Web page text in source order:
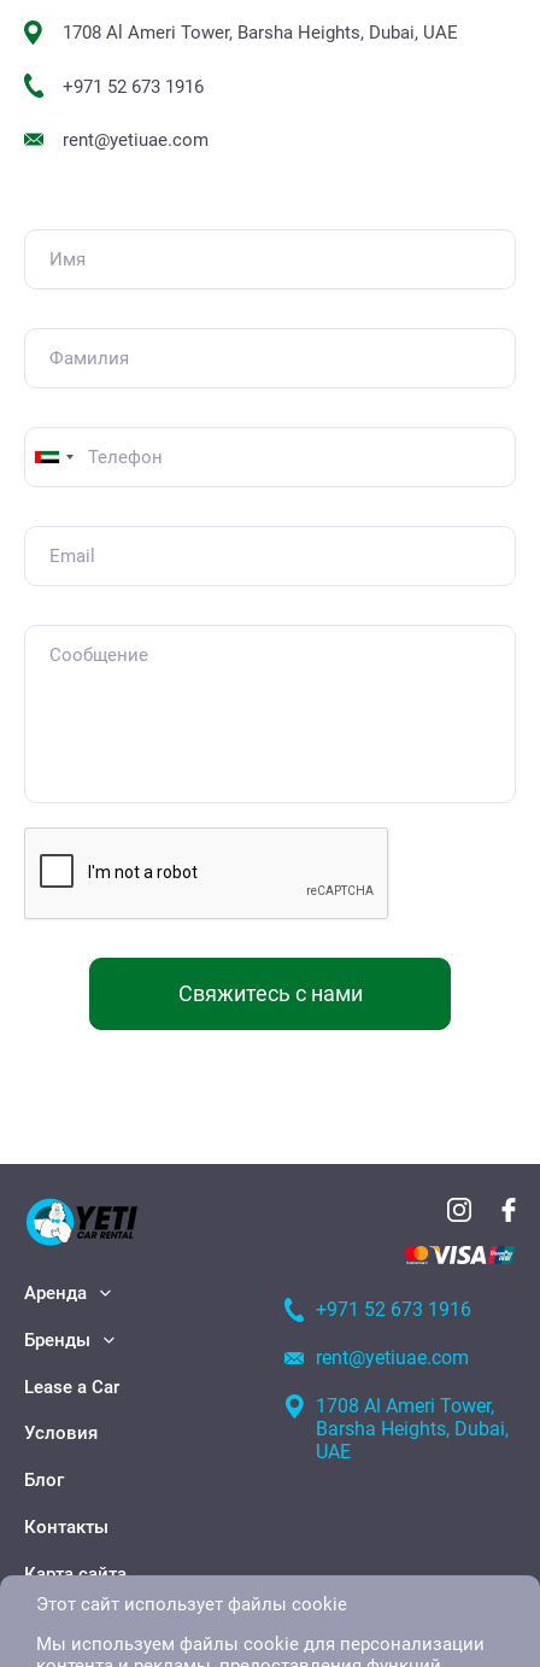
1708 Al Ameri Tower, Barsha Heights, Dubai, UAE
+971 52 673 1916
rent@yetiuae.com
Свяжитесь с нами
Аренда
Бренды
Lease a Car
Условия
Блог
Контакты
Карта сайта
+971 52 673 1916
rent@yetiuae.com
1708 Al Ameri Tower,
Barsha Heights, Dubai,
UAE
Этот сайт использует файлы cookie
Мы используем файлы cookie для персонализации